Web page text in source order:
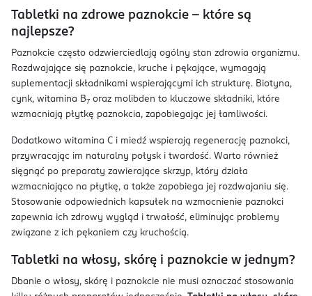
Tabletki na zdrowe paznokcie – które są
najlepsze?
Paznokcie często odzwierciedlają ogólny stan zdrowia organizmu.
Rozdwajające się paznokcie, kruche i pękające, wymagają
suplementacji składnikami wspierającymi ich strukturę. Biotyna,
cynk, witamina B7 oraz molibden to kluczowe składniki, które
wzmacniają płytkę paznokcia, zapobiegając jej łamliwości.
Dodatkowo witamina C i miedź wspierają regenerację paznokci,
przywracając im naturalny połysk i twardość. Warto również
sięgnąć po preparaty zawierające skrzyp, który działa
wzmacniająco na płytkę, a także zapobiega jej rozdwajaniu się.
Stosowanie odpowiednich kapsułek na wzmocnienie paznokci
zapewnia ich zdrowy wygląd i trwałość, eliminując problemy
związane z ich pękaniem czy kruchością.
Tabletki na włosy, skórę i paznokcie w jednym?
Dbanie o włosy, skórę i paznokcie nie musi oznaczać stosowania